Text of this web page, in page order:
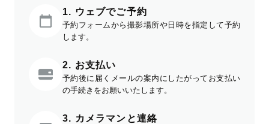
1. ウェブでご予約
予約フォームから撮影場所や日時を指定して予約
します。
2. お支払い
予約後に届くメールの案内にしたがってお支払い
の手続きをお願いいたします。
3. カメラマンと連絡